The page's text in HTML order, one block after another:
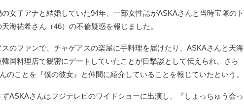
女子アナと結婚していた94年、一部女性誌がASKAさんと当時宝塚のト
海祐希さん（46）の不倫疑惑を報じました。
のファンで、チャゲアスの楽屋に手料理を届けたり、ASKAさんと天海
国料理店で親密にデートしていたことが目撃談として伝えられ、さら
のことを『僕の彼女』と仲間に紹介していることを報じていたという。
ASKAさんはフジテレビのワイドショーに出演し、『しょっちゅう会っ